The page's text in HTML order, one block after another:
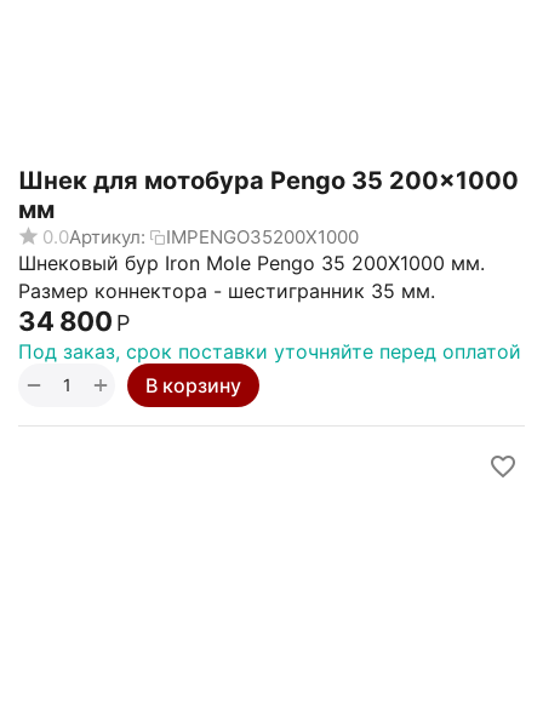
Шнек для мотобура Pengo 35 200x1000
мм
0.0Артикул: IMPENGO35200X1000
Шнековый бур Iron Mole Pengo 35 200X1000 мм.
Размер коннектора - шестигранник 35 мм.
34 800 Р
Под заказ, срок поставки уточняйте перед оплатой
+
− В корзину